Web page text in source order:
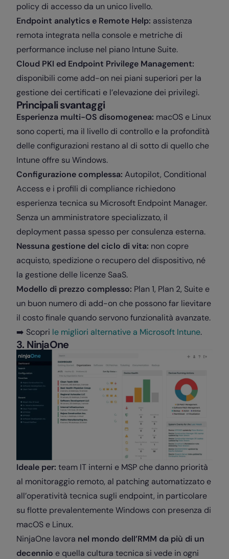
policy di accesso da un unico livello.
Endpoint analytics e Remote Help: assistenza
remota integrata nella console e metriche di
performance incluse nel piano Intune Suite.
Cloud PKI ed Endpoint Privilege Management:
disponibili come add-on nei piani superiori per la
gestione dei certificati e l’elevazione dei privilegi.
Principali svantaggi
Esperienza multi-OS disomogenea: macOS e Linux
sono coperti, ma il livello di controllo e la profondità
delle configurazioni restano al di sotto di quello che
Intune offre su Windows.
Configurazione complessa: Autopilot, Conditional
Access e i profili di compliance richiedono
esperienza tecnica su Microsoft Endpoint Manager.
Senza un amministratore specializzato, il
deployment passa spesso per consulenza esterna.
Nessuna gestione del ciclo di vita: non copre
acquisto, spedizione o recupero del dispositivo, né
la gestione delle licenze SaaS.
Modello di prezzo complesso: Plan 1, Plan 2, Suite e
un buon numero di add-on che possono far lievitare
il costo finale quando servono funzionalità avanzate.
➡️ Scopri le migliori alternative a Microsoft Intune.
3. NinjaOne
Ideale per: team IT interni e MSP che danno priorità
al monitoraggio remoto, al patching automatizzato e
all’operatività tecnica sugli endpoint, in particolare
su flotte prevalentemente Windows con presenza di
macOS e Linux.
NinjaOne lavora nel mondo dell’RMM da più di un
decennio e quella cultura tecnica si vede in ogni